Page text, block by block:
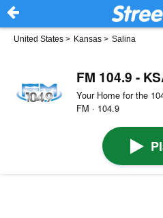
United States > Kansas > Salina
FM 104.9 -
Your Home for the
FM · 104.9